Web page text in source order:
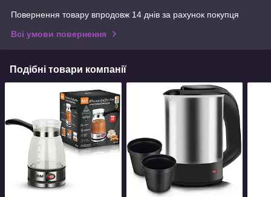
Повернення товару впродовж 14 днів за рахунок покупця
Всі умови повернення
Подібні товари компанії